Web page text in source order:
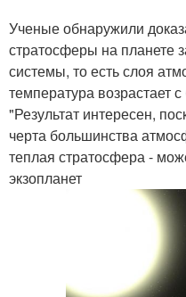
Ученые обнаружили
стратосферы на планете
системы, то есть слоя
температура возрастает
"Результат интересен,
черта большинства
теплая стратосфера -
экзопланет